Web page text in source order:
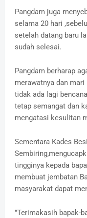
Pangdam juga
selama 20 hari
setelah datang baru
sudah selesai.
Pangdam berharap
merawatnya dan
tidak ada lagi
tetap semangat dan
mengatasi kesulitan
Sementara Kades
tingginya kepada
membuat jembatan
masyarakat dapat
"Terimakasih bapak-